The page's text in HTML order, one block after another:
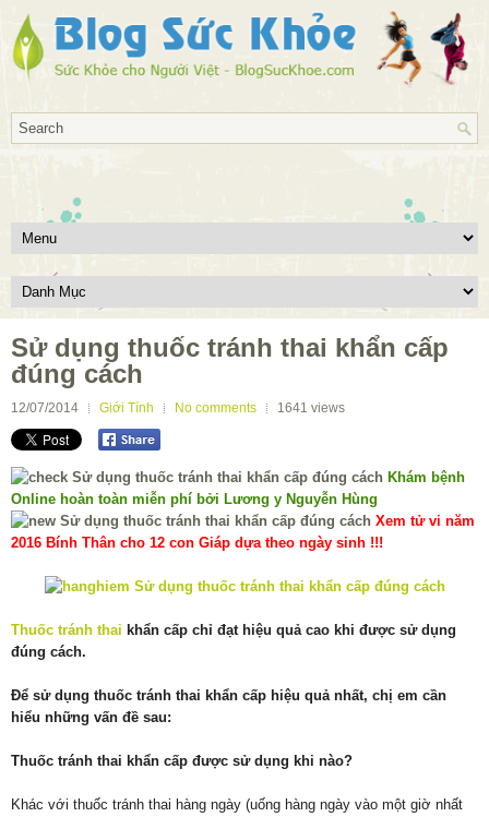
Sử dụng thuốc tránh thai khẩn cấp
đúng cách
12/07/2014 Giới Tính No comments 1641 views
Khám bệnh
Online hoàn toàn miễn phí bởi Lương y Nguyễn Hùng
Xem tử vi năm
2016 Bính Thân cho 12 con Giáp dựa theo ngày sinh !!!
Thuốc tránh thai khẩn cấp chỉ đạt hiệu quả cao khi được sử dụng
đúng cách.
Để sử dụng thuốc tránh thai khẩn cấp hiệu quả nhất, chị em cần
hiểu những vấn đề sau:
Thuốc tránh thai khẩn cấp được sử dụng khi nào?
Khác với thuốc tránh thai hàng ngày (uống hàng ngày vào một giờ nhất